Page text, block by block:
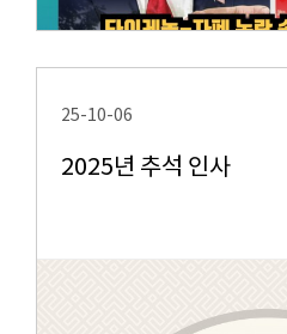
25-10-06
2025년 추석 인사